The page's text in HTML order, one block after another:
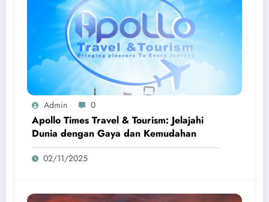
Admin 0
Apollo Times Travel & Tourism: Jelajahi
Dunia dengan Gaya dan Kemudahan
02/11/2025